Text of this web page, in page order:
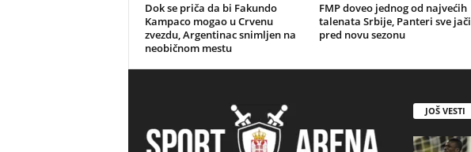
Dok se priča da bi Fakundo
Kampaco mogao u Crvenu
zvezdu, Argentinac snimljen na
neobičnom mestu
FMP doveo jednog od najvećih
talenata Srbije, Panteri sve jači
pred novu sezonu
JOŠ VESTI